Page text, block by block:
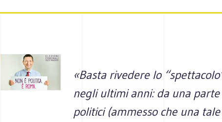
«Basta rive­dere lo
negli ultimi anni: da una
poli­tici (ammesso che una